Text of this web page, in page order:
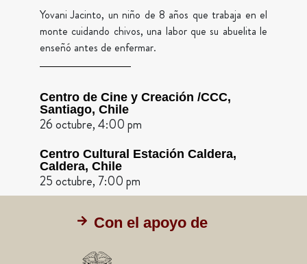
Yovani Jacinto, un niño de 8 años que trabaja en el
monte cuidando chivos, una labor que su abuelita le
enseñó antes de enfermar.
Centro de Cine y Creación /CCC,
Santiago, Chile
26 octubre, 4:00 pm
Centro Cultural Estación Caldera,
Caldera, Chile
25 octubre, 7:00 pm
Con el apoyo de